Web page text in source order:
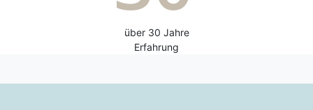
über 30 Jahre
Erfahrung